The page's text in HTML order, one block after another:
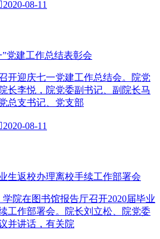
2020-08-11
党建工作总结表彰会
迎庆七一党建工作总结会。院党
长李悦，院党委副书记、副院长马
总支书记、党支部
2020-08-11
生返校办理离校手续工作部署会
院在图书馆报告厅召开2020届毕业
工作部署会。院长刘立松、院党委
并讲话，有关院